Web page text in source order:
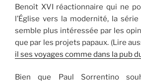
Benoît XVI réactionnaire qui ne
l’Église vers la modernité, la série
semble plus intéressée par les
que par les projets papaux. (Lire
il ses voyages comme dans la pub
Bien que Paul Sorrentino